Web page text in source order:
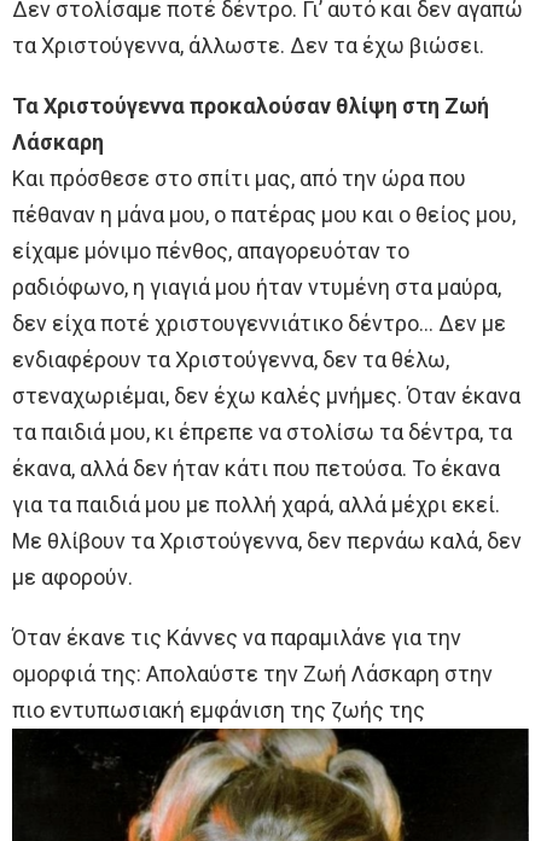
Δεν στολίσαμε ποτέ δέντρο. Γι’ αυτό και δεν αγαπώ
τα Χριστούγεννα, άλλωστε. Δεν τα έχω βιώσει.
Τα Χριστούγεννα προκαλούσαν θλίψη στη Ζωή
Λάσκαρη
Και πρόσθεσε στο σπίτι μας, από την ώρα που
πέθαναν η μάνα μου, ο πατέρας μου και ο θείος μου,
είχαμε μόνιμο πένθος, απαγορευόταν το
ραδιόφωνο, η γιαγιά μου ήταν ντυμένη στα μαύρα,
δεν είχα ποτέ χριστουγεννιάτικο δέντρο… Δεν με
ενδιαφέρουν τα Χριστούγεννα, δεν τα θέλω,
στεναχωριέμαι, δεν έχω καλές μνήμες. Όταν έκανα
τα παιδιά μου, κι έπρεπε να στολίσω τα δέντρα, τα
έκανα, αλλά δεν ήταν κάτι που πετούσα. Το έκανα
για τα παιδιά μου με πολλή χαρά, αλλά μέχρι εκεί.
Με θλίβουν τα Χριστούγεννα, δεν περνάω καλά, δεν
με αφορούν.
Όταν έκανε τις Κάννες να παραμιλάνε για την
ομορφιά της: Απολαύστε την Ζωή Λάσκαρη στην
πιο εντυπωσιακή εμφάνιση της ζωής της